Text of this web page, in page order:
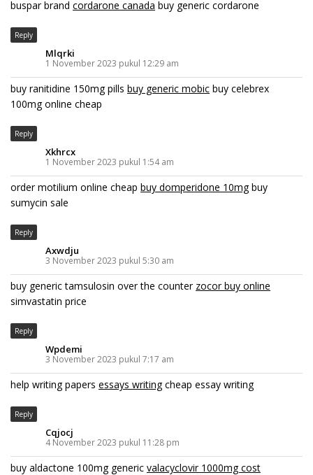
buspar brand cordarone canada buy generic cordarone
Reply
Mlqrki
1 November 2023 pukul 12:29 am
buy ranitidine 150mg pills buy generic mobic buy celebrex
100mg online cheap
Reply
Xkhrcx
1 November 2023 pukul 1:54 am
order motilium online cheap buy domperidone 10mgbuy
sumycin sale
Reply
Axwdju
3 November 2023 pukul 5:30 am
buy generic tamsulosin over the counter zocor buy online
simvastatin price
Reply
Wpdemi
3 November 2023 pukul 7:17 am
help writing papers essays writingcheap essay writing
Reply
Cqjocj
4 November 2023 pukul 11:28 pm
buy aldactone 100mg generic valacyclovir 1000mg cost